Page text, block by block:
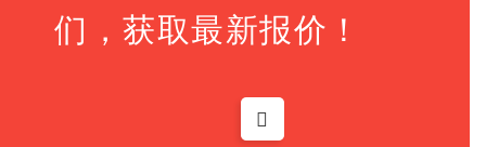
们，获取最新报价！